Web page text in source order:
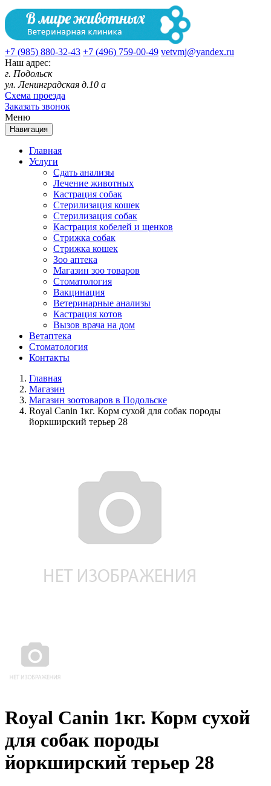
+7 (985) 880-32-43 +7 (496) 759-00-49 vetvmj@yandex.ru
Наш адрес:
г. Подольск
ул. Ленинградская д.10 а
Схема проезда
Заказать звонок
Меню
Навигация
Главная
Услуги
Сдать анализы
Лечение животных
Кастрация собак
Стерилизация кошек
Стерилизация собак
Кастрация кобелей и щенков
Стрижка собак
Стрижка кошек
Зоо аптека
Магазин зоо товаров
Стоматология
Вакцинация
Ветеринарные анализы
Кастрация котов
Вызов врача на дом
Ветаптека
Стоматология
Контакты
Главная
Магазин
Магазин зоотоваров в Подольске
Royal Canin 1кг. Корм сухой для собак породы
йоркширский терьер 28
Royal Canin 1кг. Корм сухой
для собак породы
йоркширский терьер 28